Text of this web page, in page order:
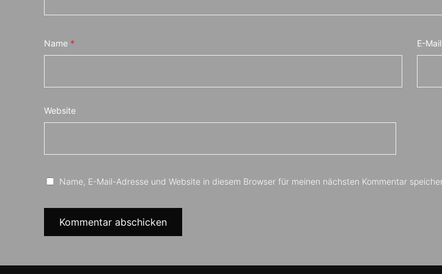
Name * E-
Website
Name, E-Mail-Adresse und Website in diesem Browser für meinen nächsten Kommentar